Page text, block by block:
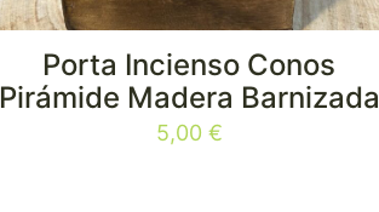
Porta Incienso Conos
Pirámide Madera Barnizada
5,00 €